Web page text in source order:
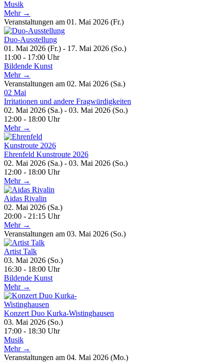
Musik
Mehr →
Veranstaltungen am 01. Mai 2026 (Fr.)
Duo-Ausstellung
01. Mai 2026 (Fr.) - 17. Mai 2026 (So.)
11:00 - 17:00 Uhr
Bildende Kunst
Mehr →
Veranstaltungen am 02. Mai 2026 (Sa.)
02 Mai
Irritationen und andere Fragwürdigkeiten
02. Mai 2026 (Sa.) - 03. Mai 2026 (So.)
12:00 - 18:00 Uhr
Mehr →
Ehrenfeld Kunstroute 2026
02. Mai 2026 (Sa.) - 03. Mai 2026 (So.)
12:00 - 18:00 Uhr
Mehr →
Aidas Rivalin
02. Mai 2026 (Sa.)
20:00 - 21:15 Uhr
Mehr →
Veranstaltungen am 03. Mai 2026 (So.)
Artist Talk
03. Mai 2026 (So.)
16:30 - 18:00 Uhr
Bildende Kunst
Mehr →
Konzert Duo Kurka-Wistinghausen
03. Mai 2026 (So.)
17:00 - 18:30 Uhr
Musik
Mehr →
Veranstaltungen am 04. Mai 2026 (Mo.)